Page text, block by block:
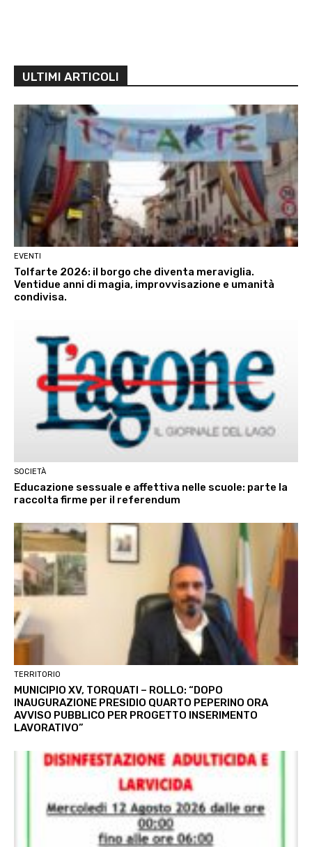
ULTIMI ARTICOLI
EVENTI
Tolfarte 2026: il borgo che diventa meraviglia.
Ventidue anni di magia, improvvisazione e umanità
condivisa.
SOCIETÀ
Educazione sessuale e affettiva nelle scuole: parte la
raccolta firme per il referendum
TERRITORIO
MUNICIPIO XV, TORQUATI – ROLLO: “DOPO
INAUGURAZIONE PRESIDIO QUARTO PEPERINO ORA
AVVISO PUBBLICO PER PROGETTO INSERIMENTO
LAVORATIVO”